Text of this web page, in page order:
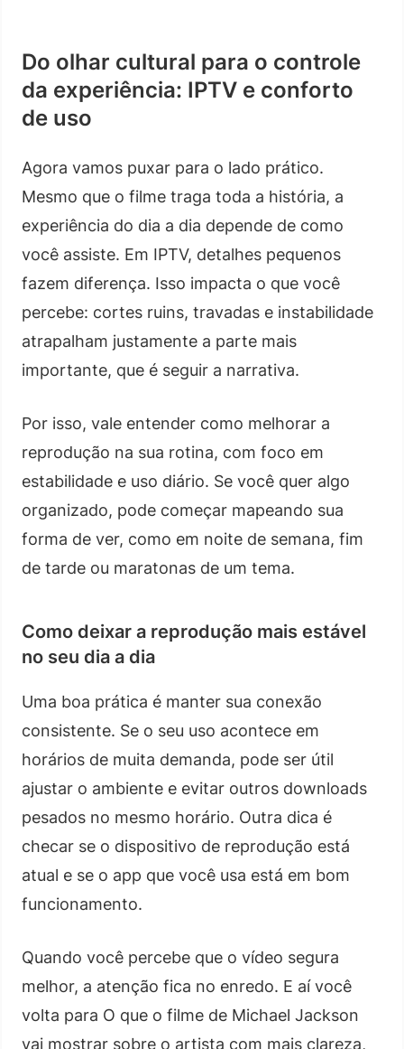
Do olhar cultural para o controle
da experiência: IPTV e conforto
de uso
Agora vamos puxar para o lado prático.
Mesmo que o filme traga toda a história, a
experiência do dia a dia depende de como
você assiste. Em IPTV, detalhes pequenos
fazem diferença. Isso impacta o que você
percebe: cortes ruins, travadas e instabilidade
atrapalham justamente a parte mais
importante, que é seguir a narrativa.
Por isso, vale entender como melhorar a
reprodução na sua rotina, com foco em
estabilidade e uso diário. Se você quer algo
organizado, pode começar mapeando sua
forma de ver, como em noite de semana, fim
de tarde ou maratonas de um tema.
Como deixar a reprodução mais estável
no seu dia a dia
Uma boa prática é manter sua conexão
consistente. Se o seu uso acontece em
horários de muita demanda, pode ser útil
ajustar o ambiente e evitar outros downloads
pesados no mesmo horário. Outra dica é
checar se o dispositivo de reprodução está
atual e se o app que você usa está em bom
funcionamento.
Quando você percebe que o vídeo segura
melhor, a atenção fica no enredo. E aí você
volta para O que o filme de Michael Jackson
vai mostrar sobre o artista com mais clareza,